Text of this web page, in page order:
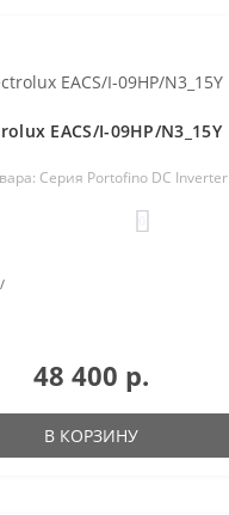
EACS/I-09HP/N3_15Y
Серия Portofino DC Inverter
48 400 р.
В КОРЗИНУ